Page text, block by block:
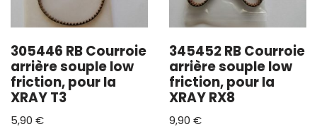
305446 RB Courroie
arrière souple low
friction, pour la
XRAY T3
5,90 €
345452 RB Courroie
arrière souple low
friction, pour la
XRAY RX8
9,90 €